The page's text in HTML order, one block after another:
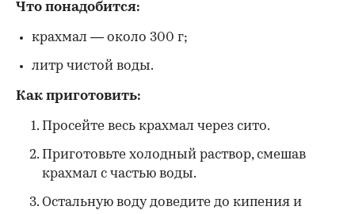
Что понадобится:
крахмал — около 300 г;
литр чистой воды.
Как приготовить:
Просейте весь крахмал через сито.
Приготовьте холодный раствор, смешав
крахмал с частью воды.
Остальную воду доведите до кипения и